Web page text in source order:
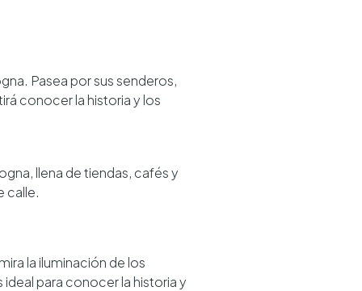
Pasea por sus senderos,
conocer la historia y los
llena de tiendas, cafés y
calle.
la iluminación de los
ideal para conocer la historia y